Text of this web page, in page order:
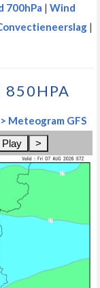
700hPa | Wind
|
850HPA
Meteogram GFS
Play >